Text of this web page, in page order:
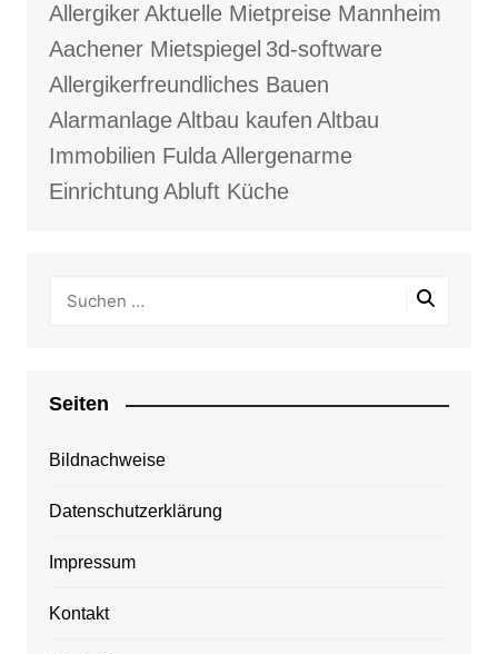
AllergikerAktuelle Mietpreise Mannheim
Aachener Mietspiegel 3d-software
Allergikerfreundliches Bauen
AlarmanlageAltbau kaufen Altbau
Immobilien FuldaAllergenarme
Einrichtung Abluft Küche
Seiten
Bildnachweise
Datenschutzerklärung
Impressum
Kontakt